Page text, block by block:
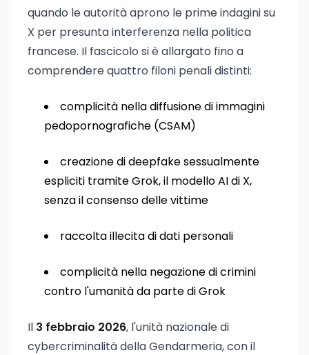
quando le autorità aprono le prime indagini su
X per presunta interferenza nella politica
francese. Il fascicolo si è allargato fino a
comprendere quattro filoni penali distinti:
complicità nella diffusione di immagini
pedopornografiche (CSAM)
creazione di deepfake sessualmente
espliciti tramite Grok, il modello AI di X,
senza il consenso delle vittime
raccolta illecita di dati personali
complicità nella negazione di crimini
contro l'umanità da parte di Grok
Il 3 febbraio 2026, l'unità nazionale di
cybercriminalità della Gendarmeria, con il